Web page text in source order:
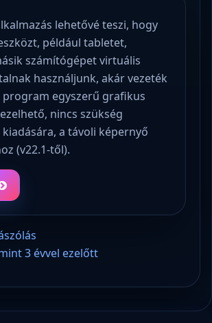
lehetővé teszi, hogy
például tabletet,
számítógépet virtuális
használjunk, akár vezeték
program egyszerű grafikus
nincs szükség
a távoli képernyő
(v22.1-től).
3 évvel ezelőtt